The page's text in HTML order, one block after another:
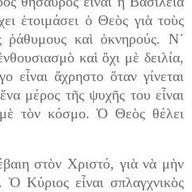
ἑτοιμάσει ὁ Θεὸς γιὰ τοὺς
ῥάθυμους καὶ ὀκνηρούς. Ν᾿
καὶ ὄχι μὲ δειλία,
εἶναι ἄχρηστο ὅταν γίνεται
μέρος τῆς ψυχῆς του εἶναι
τὸν κόσμο. Ὁ Θεὸς θέλει
στὸν Χριστό, γιὰ νὰ μὴν
Κύριος εἶναι σπλαγχνικὸς